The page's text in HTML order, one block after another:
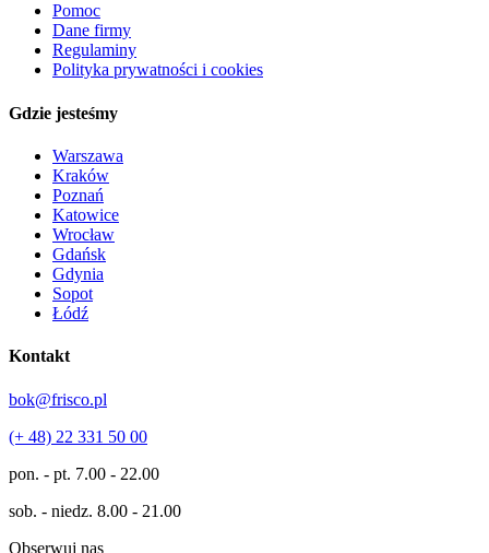
Pomoc
Dane firmy
Regulaminy
Polityka prywatności i cookies
Gdzie jesteśmy
Warszawa
Kraków
Poznań
Katowice
Wrocław
Gdańsk
Gdynia
Sopot
Łódź
Kontakt
bok@frisco.pl
(+ 48) 22 331 50 00
pon. - pt. 7.00 - 22.00
sob. - niedz. 8.00 - 21.00
Obserwuj nas